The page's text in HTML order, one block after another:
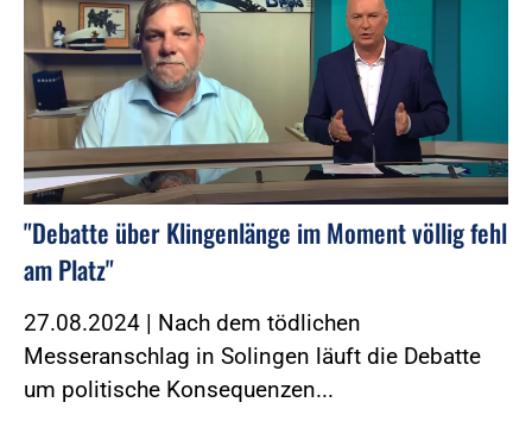
"Debatte über Klingenlänge im Moment völlig fehl
am Platz"
27.08.2024 | Nach dem tödlichen
Messeranschlag in Solingen läuft die Debatte
um politische Konsequenzen...